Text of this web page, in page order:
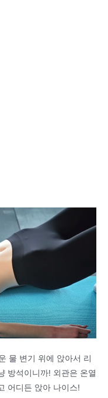
물 변기 위에 앉아서 리
방석이니까! 외관은 온열
어디든 앉아 나이스!